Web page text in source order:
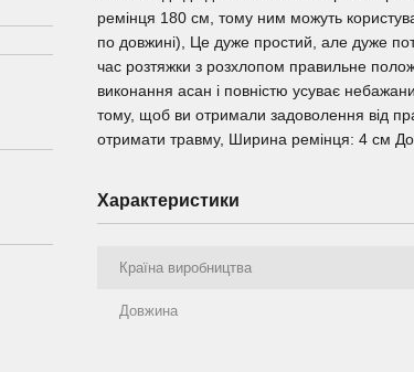
ремінця 180 см, тому ним можуть
по довжині), Це дуже простий, але дуже
час розтяжки з розхлопом правильне
виконання асан і повністю усуває
тому, щоб ви отримали задоволення від
отримати травму, Ширина ремінця: 4 см
Характеристики
Країна виробництва
Довжина